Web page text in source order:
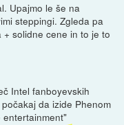
Upajmo le še na
steppingi. Zgleda pa
solidne cene in to je to
Intel fanboyevskih
da izide Phenom
entertainment"